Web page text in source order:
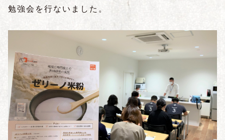
勉強会を行ないました。